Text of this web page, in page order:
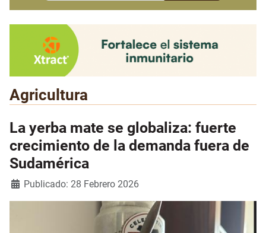
Agricultura
La yerba mate se globaliza: fuerte
crecimiento de la demanda fuera de
Sudamérica
Detalles
Publicado: 28 Febrero 2026